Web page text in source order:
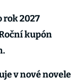
rok 2027
kupón
v nové novele